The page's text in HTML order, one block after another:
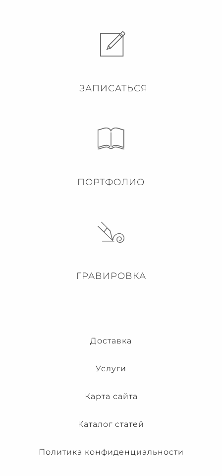
ЗАПИСАТЬСЯ
ПОРТФОЛИО
ГРАВИРОВКА
Доставка
Услуги
Карта сайта
Каталог статей
Политика конфиденциальности